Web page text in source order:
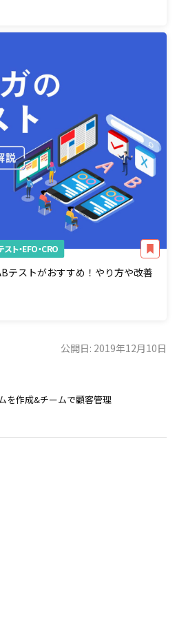
スト・EFO・CRO
テストがおすすめ！やり方や改善
公開日: 2019年12月10日
を作成&チームで顧客管理